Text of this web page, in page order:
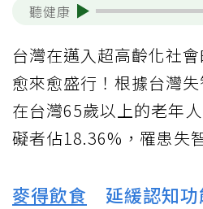
聽健康
台灣在邁入超高齡化社
愈來愈盛行！根據台灣
在台灣65歲以上的老年
礙者佔18.36%，罹患失
麥得飲食 延緩認知功